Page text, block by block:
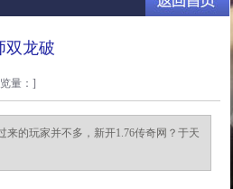
双龙破
量： ]
的玩家并不多，新开1.76传奇网？于天